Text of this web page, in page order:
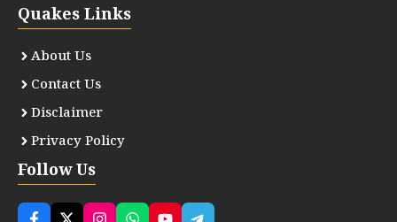
Quakes Links
About Us
Contact Us
Disclaimer
Privacy Policy
Follow Us